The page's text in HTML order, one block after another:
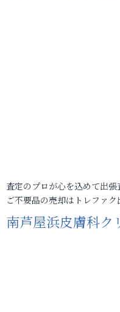
査定のプロが心を込めて出張
ご不要品の売却はトレファ
南芦屋浜皮膚科ク